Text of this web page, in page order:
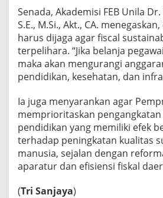
i
3
0
P
e
r
s
n
Senada, Akademisi FEB Unila
S.E., M.Si., Akt., CA.
harus dijaga agar fiscal
terpelihara. “Jika belanja
maka akan mengurangi
pendidikan, kesehatan, dan
Ia juga menyarankan agar
memprioritaskan pengangkatan
pendidikan yang memiliki efek
terhadap peningkatan kualitas
manusia, sejalan dengan
aparatur dan efisiensi fiskal
(Tri Sanjaya)